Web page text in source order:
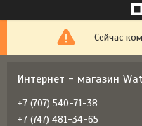
Сейчас
Интернет - магазин
+7 (707) 540-71-38
+7 (747) 481-34-65